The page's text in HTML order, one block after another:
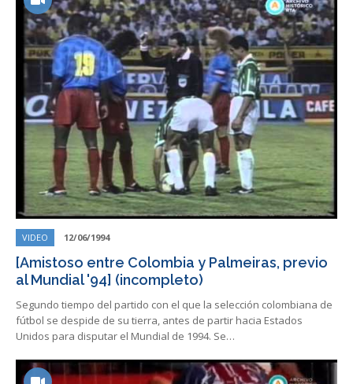
VIDEO 12/06/1994
[Amistoso entre Colombia y Palmeiras, previo
al Mundial '94] (incompleto)
Segundo tiempo del partido con el que la selección colombiana de
fútbol se despide de su tierra, antes de partir hacia Estados
Unidos para disputar el Mundial de 1994. Se…